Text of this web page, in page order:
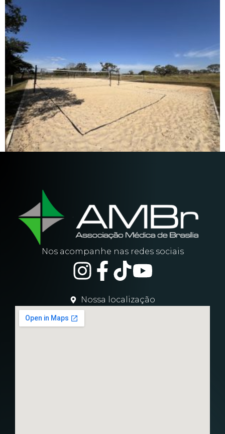
Nos acompanhe nas redes sociais
Nossa localização